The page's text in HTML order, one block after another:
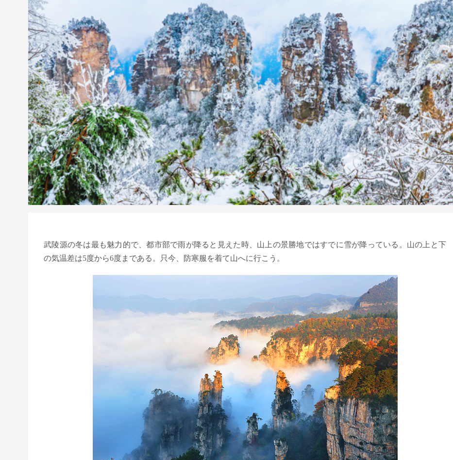
武陵源の冬は最も魅力的で、都市部で雨が降ると見えた時、山上の景勝地ではすでに雪が降っている。山の上と下
の気温差は5度から6度まである。只今、防寒服を着て山へに行こう。